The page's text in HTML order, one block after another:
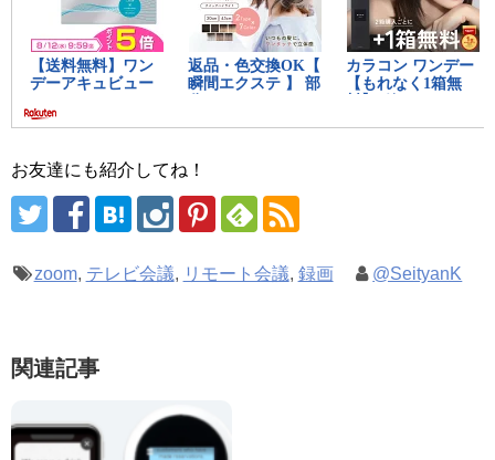
お友達にも紹介してね！
zoom, テレビ会議, リモート会議, 録画 @SeityanK
関連記事